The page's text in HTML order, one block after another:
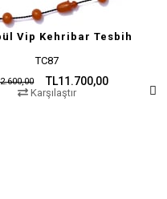
Vip Kehribar Tesbih
TC87
TL11.700,00
Karşılaştır